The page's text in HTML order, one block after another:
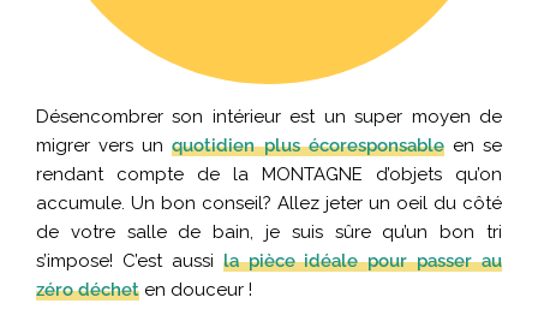
Désencombrer son intérieur est un super moyen de
migrer vers unquotidien plus écoresponsableen se
rendant compte de la MONTAGNE d’objets qu’on
accumule. Un bon conseil? Allez jeter un oeil du côté
de votre salle de bain, je suis sûre qu’un bon tri
s’impose! C’est aussi la pièce idéale pour passer au
zéro déchet en douceur !